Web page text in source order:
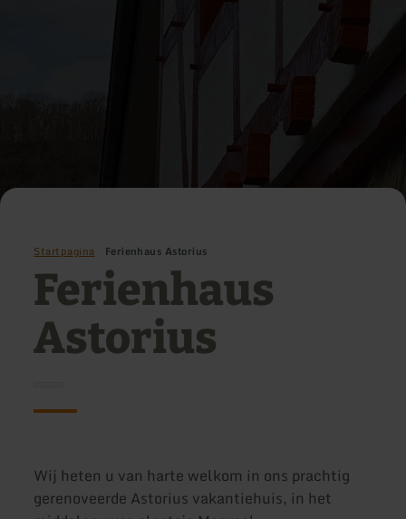
Startpagina Ferienhaus Astorius
Ferienhaus
Astorius
Wij heten u van harte welkom in ons prachtig
gerenoveerde Astorius vakantiehuis, in het